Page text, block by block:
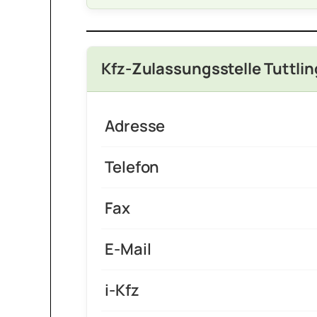
Kfz-Zulassungsstelle
Adresse
Telefon
Fax
E-Mail
i-Kfz